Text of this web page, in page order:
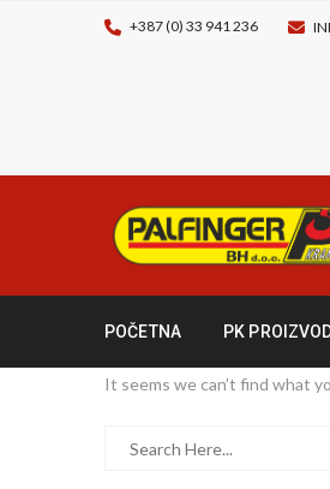
+387 (0) 33 941 236
POČETNA PK
It seems we can’t find what